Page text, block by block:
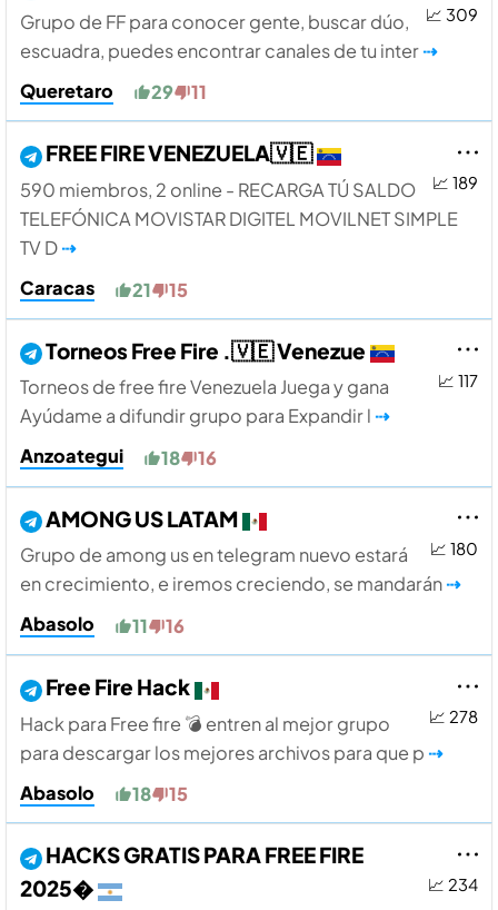
📈 309
Grupo de FF para conocer gente, buscar dúo,
escuadra, puedes encontrar canales de tu inter⇢
Queretaro
29 11
📈 189
FREE FIRE VENEZUELA🇻🇪
590 miembros, 2 online - RECARGA TÚ SALDO
TELEFÓNICA MOVISTAR DIGITEL MOVILNET SIMPLE
TV D⇢
Caracas
21 15
📈 117
Torneos Free Fire .🇻🇪 Venezue
Torneos de free fire Venezuela Juega y gana
Ayúdame a difundir grupo para Expandir l ⇢
Anzoategui
18 16
📈 180
AMONG US LATAM
Grupo de among us en telegram nuevo estará
en crecimiento, e iremos creciendo, se mandarán⇢
Abasolo
11 16
📈 278
Free Fire Hack
Hack para Free fire 💣 entren al mejor grupo
para descargar los mejores archivos para que p ⇢
Abasolo
18 15
📈 234
HACKS GRATIS PARA FREE FIRE
2025�